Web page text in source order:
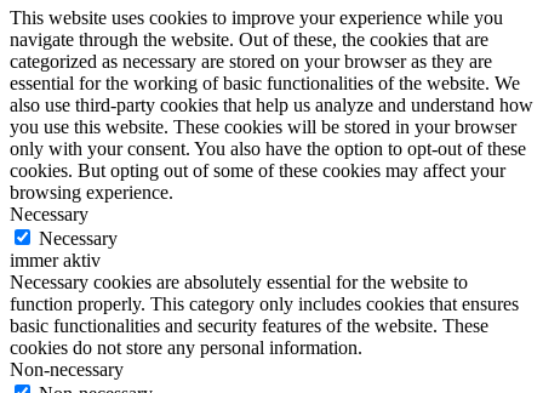
This website uses cookies to improve your experience while you
navigate through the website. Out of these, the cookies that are
categorized as necessary are stored on your browser as they are
essential for the working of basic functionalities of the website. We
also use third-party cookies that help us analyze and understand how
you use this website. These cookies will be stored in your browser
only with your consent. You also have the option to opt-out of these
cookies. But opting out of some of these cookies may affect your
browsing experience.
Necessary
Necessary
immer aktiv
Necessary cookies are absolutely essential for the website to
function properly. This category only includes cookies that ensures
basic functionalities and security features of the website. These
cookies do not store any personal information.
Non-necessary